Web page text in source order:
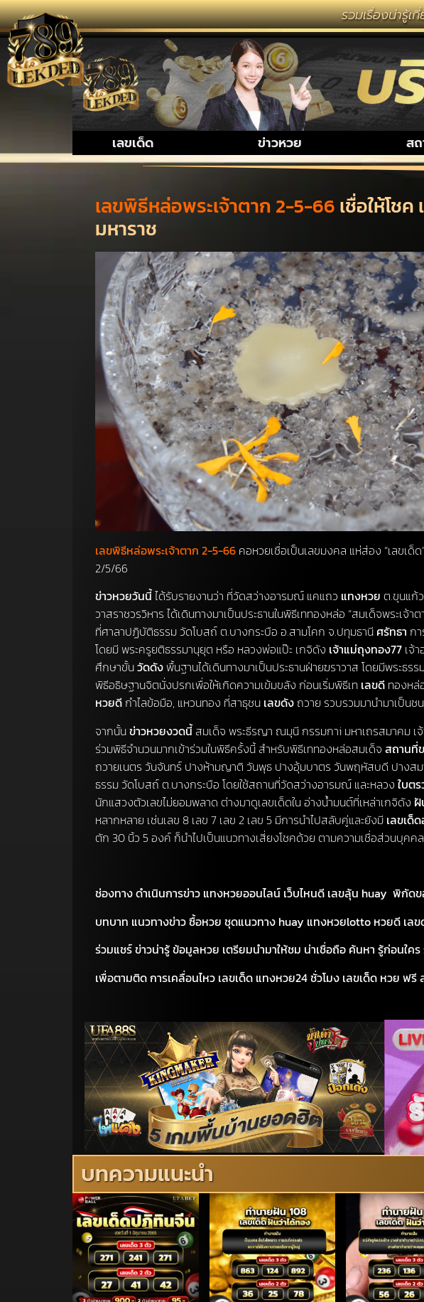
รวมเรื่องน่ารู้เกี่ยวกับ ตรวจ
เลขเด็ด ข่าวหวย ส
เลขพิธีหล่อพระเจ้าตาก 2-5-66เชื่อให้โช
มหาราช
เลขพิธีหล่อพระเจ้าตาก 2-5-66 คอหวยเชื่อเป็นเลขมงคล แห่ส่อง “เลขเด็
2/5/66
ข่าวหวยวันนี้ได้รับรายงานว่า ที่วัดสว่างอารมณ์ แคแถว แทงหวย ต.ขุนแก้
วาสราชวรวิหาร ได้เดินทางมาเป็นประธานในพิธีเททองหล่อ “สมเด็จพระเ
ที่ศาลาปฏิบัติธรรม วัดโบสถ์ ต.บางกระบือ อ.สามโคก จ.ปทุมธานี ศรัทธา ก
โดยมี พระครูยติธรรมานุยุต หรือ หลวงพ่อแป๊ะ เกจิดัง เจ้าแม่ถุงทอง77 เจ้
ศึกษาขั้นวัดดังพื้นฐานได้เดินทางมาเป็นประธานฝ่ายฆราวาส โดยมีพระธรร
พิธีอธิษฐานจิตนั่งปรกเพื่อให้เกิดความเข้มขลัง ก่อนเริ่มพิธีเท เลขดี ทองหล่
หวยดีกำไลข้อมือ, แหวนทอง ที่สาธุชน เลขดังถวาย รวบรวมมานำมาเป็น
จากนั้นข่าวหวยงวดนี้สมเด็จ พระธีรญา ณมุนี กรรมกาi มหาเถรสมาคม เ
ร่วมพิธีจำนวนมากเข้าร่วมในพิธีครั้งนี้ สำหรับพิธีเททองหล่อสมเด็จ สถานที่
ถวายเนตร วันจันทร์ ปางห้ามญาติ วันพุธ ปางอุ้มบาตร วันพฤหัสบดี ปางส
ธรรม วัดโบสถ์ ต.บางกระบือ โดยใช้สถานที่วัดสว่างอารมณ์ และหลวงใบต
นักแสวงตัวเลขไม่ยอมพลาด ต่างมาดูเลขเด็ดใน อ่างน้ำมนต์ที่เหล่าเกจิดัง ฝั
หลากหลาย เช่นเลข 8 เลข 7 เลข 2 เลข 5 มีการนำไปสลับคู่และยังมี เลขเด็
ตัก 30 นิ้ว 5 องค์ ก็นำไปเป็นแนวทางเสี่ยงโชคด้วย ตามความเชื่อส่วนบุคคล
ช่องทาง ดำเนินการข่าว แทงหวยออนไลน์ เว็บไหนดี เลขลุ้น huay พิกั
บทบาท แนวทางข่าว ซื้อหวย ชุดแนวทาง huay แทงหวยlotto หวยดี เล
ร่วมแชร์ ข่าวน่ารู้ ข้อมูลหวย เตรียมนำมาให้ชม น่าเชื่อถือ ค้นหา รู้ก่อนใคร
เพื่อตามติด การเคลื่อนไหว เลขเด็ด แทงหวย24 ชั่วโมง เลขเด็ด หวย ฟ
บทความแนะนำ